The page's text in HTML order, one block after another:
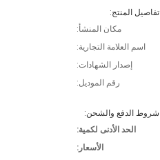
تفاصيل المنتج:
مكان المنشأ:
اسم العلامة التجارية:
إصدار الشهادات:
رقم الموديل:
شروط الدفع والشحن:
الحد الأدنى لكمية:
الأسعار: